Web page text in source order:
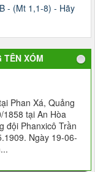
- (Mt 1,1-8) - Hãy
TÊN XÓM
Phan Xá, Quảng
tại An Hòa
đội Phanxicô Trần
Ngày 19-06-